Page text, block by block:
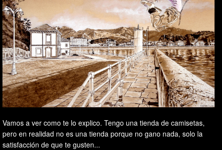
Vamos a ver como te lo explico. Tengo una tienda de camisetas,
pero en realidad no es una tienda porque no gano nada, solo la
satisfacción de que te gusten...